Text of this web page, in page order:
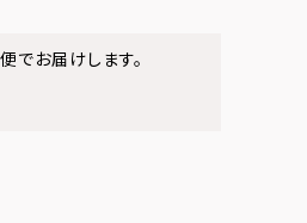
でお届けします。